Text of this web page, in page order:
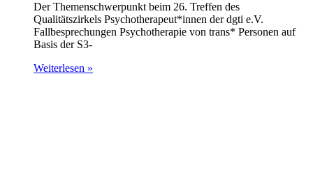
Der Themenschwerpunkt beim 26. Treffen des
Qualitätszirkels Psychotherapeut*innen der dgti e.V.
Fallbesprechungen Psychotherapie von trans* Personen auf
Basis der S3-
Weiterlesen »